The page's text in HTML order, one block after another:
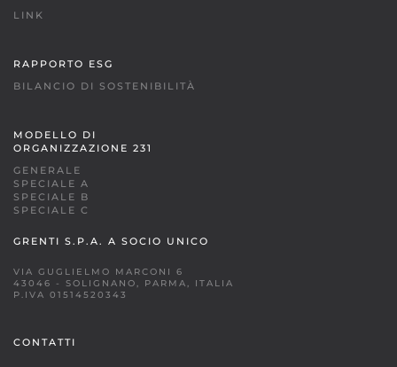
LINK
RAPPORTO ESG
BILANCIO DI SOSTENIBILITÀ
MODELLO DI
ORGANIZZAZIONE 231
GENERALE
SPECIALE A
SPECIALE B
SPECIALE C
GRENTI S.P.A. A SOCIO UNICO
VIA GUGLIELMO MARCONI 6
43046 - SOLIGNANO, PARMA, ITALIA
P.IVA 01514520343
CONTATTI